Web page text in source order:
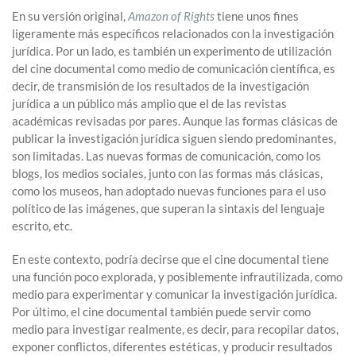
En su versión original,Amazon of Rightstiene unos fines
ligeramente más específicos relacionados con la investigación
jurídica. Por un lado, es también un experimento de utilización
del cine documental como medio de comunicación científica, es
decir, de transmisión de los resultados de la investigación
jurídica a un público más amplio que el de las revistas
académicas revisadas por pares. Aunque las formas clásicas de
publicar la investigación jurídica siguen siendo predominantes,
son limitadas. Las nuevas formas de comunicación, como los
blogs, los medios sociales, junto con las formas más clásicas,
como los museos, han adoptado nuevas funciones para el uso
político de las imágenes, que superan la sintaxis del lenguaje
escrito, etc.
En este contexto, podría decirse que el cine documental tiene
una función poco explorada, y posiblemente infrautilizada, como
medio para experimentar y comunicar la investigación jurídica.
Por último, el cine documental también puede servir como
medio para investigar realmente, es decir, para recopilar datos,
exponer conflictos, diferentes estéticas, y producir resultados